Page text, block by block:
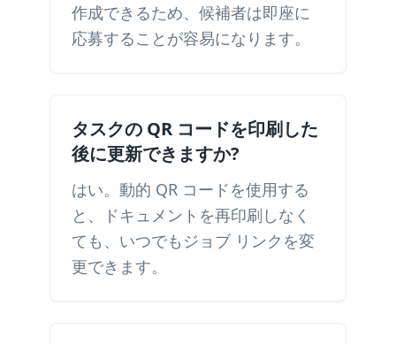
作成できるため、候補者は即座に
応募することが容易になります。
タスクの QR コードを印刷した
後に更新できますか?
はい。動的 QR コードを使用する
と、ドキュメントを再印刷しなく
ても、いつでもジョブ リンクを変
更できます。